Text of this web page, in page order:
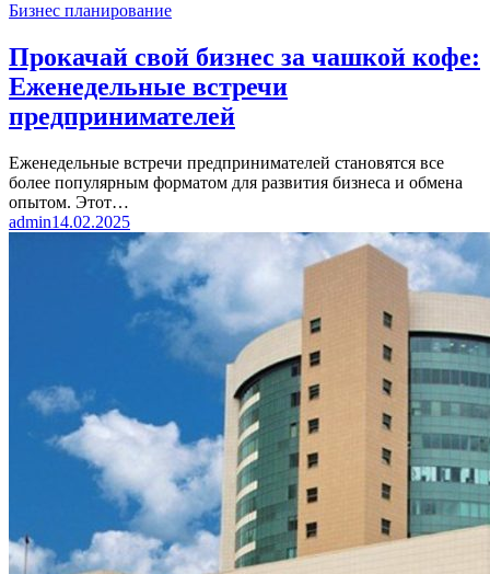
Бизнес планирование
Прокачай свой бизнес за чашкой кофе:
Еженедельные встречи
предпринимателей
Еженедельные встречи предпринимателей становятся все
более популярным форматом для развития бизнеса и обмена
опытом. Этот…
admin14.02.2025